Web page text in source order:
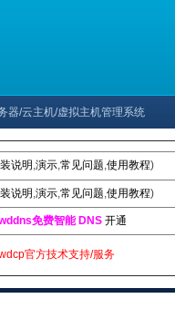
器/云主机/虚拟主机管理系统
说明 ,演示,常见问题,使用教程)
说明 ,演示,常见问题,使用教程)
免费智能 DNS 开通
官方技术支持/服务